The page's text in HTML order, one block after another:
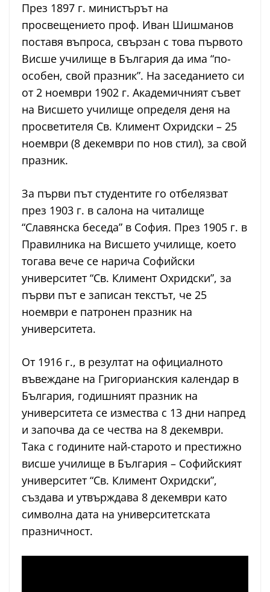
През 1897 г. министърът на
просвещението проф. Иван Шишманов
поставя въпроса, свързан с това първото
Висше училище в България да има “по-
особен, свой празник”. На заседанието си
от 2 ноември 1902 г. Академичният съвет
на Висшето училище определя деня на
просветителя Св. Климент Охридски – 25
ноември (8 декември по нов стил), за свой
празник.
За първи път студентите го отбелязват
през 1903 г. в салона на читалище
“Славянска беседа” в София. През 1905 г. в
Правилника на Висшето училище, което
тогава вече се нарича Софийски
университет “Св. Климент Охридски”, за
първи път е записан текстът, че 25
ноември е патронен празник на
университета.
От 1916 г., в резултат на официалното
въвеждане на Григорианския календар в
България, годишният празник на
университета се измества с 13 дни напред
и започва да се чества на 8 декември.
Така с годините най-старото и престижно
висше училище в България – Софийският
университет “Св. Климент Охридски”,
създава и утвърждава 8 декември като
символна дата на университетската
празничност.